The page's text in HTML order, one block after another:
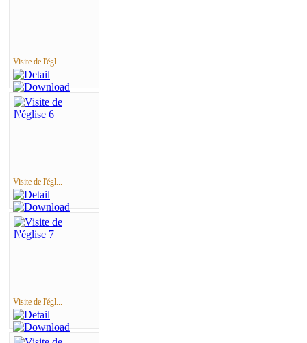
Visite de l'égl...
Visite de l'égl...
Visite de l'égl...